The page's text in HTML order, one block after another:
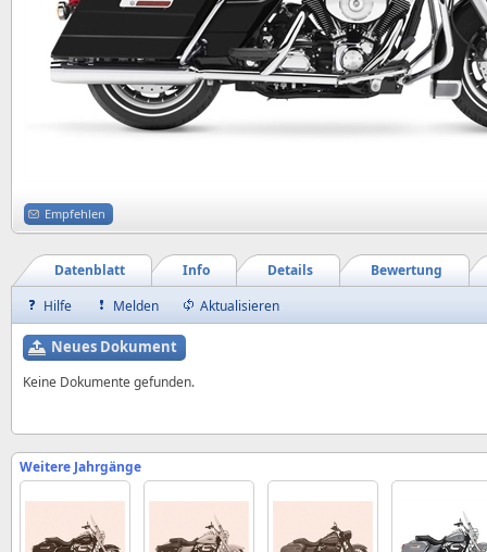
Empfehlen
Bewertung
Details
Info
Datenblatt
Hilfe
Melden Aktualisieren
Neues Dokument
Keine Dokumente gefunden.
Weitere Jahrgänge